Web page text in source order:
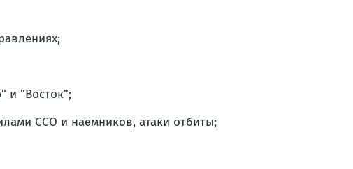
и "Восток";
ССО и наемников, атаки отбиты;